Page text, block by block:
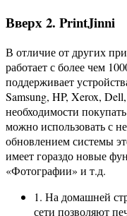
Вверх 2. PrintJinni
В отличие от других
работает с более чем
поддерживает
Samsung, HP, Xerox,
необходимости
можно использовать с
обновлением системы
имеет гораздо новые
«Фотографии» и т.д.
1. На домашней
сети позволяют